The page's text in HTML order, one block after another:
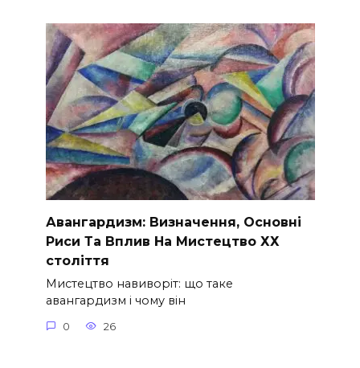
Авангардизм: Визначення, Основні
Риси Та Вплив На Мистецтво ХХ
століття
Мистецтво навиворіт: що таке
авангардизм і чому він
0 26